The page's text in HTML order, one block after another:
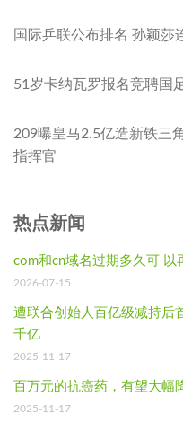
国际乒联公布排名 孙颖莎
51岁卡纳瓦罗报名竞聘国
209曝皇马2.5亿造新铁三
指挥官
热点新闻
com和cn域名过期多久可 以
2026-07-15
遭联合创始人百亿级减持后
千亿
2025-11-17
百万元的抗癌药，有望大幅
2025-11-17